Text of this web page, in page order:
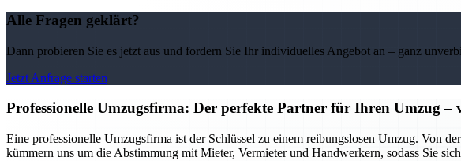
Alle Fragen geklärt?
Dann probieren Sie es jetzt aus und fordern Sie Ihr individuelles Angebot an – ganz
Jetzt Anfrage starten
Professionelle Umzugsfirma: Der perfekte Partner für Ihren Umzug –
Eine professionelle Umzugsfirma ist der Schlüssel zu einem reibungslosen Umzug. Von
kümmern uns um die Abstimmung mit Mieter, Vermieter und Handwerkern, sodass Sie